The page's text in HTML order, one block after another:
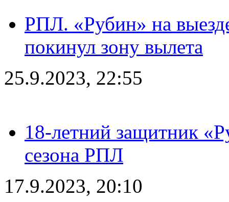
РПЛ. «Рубин» на
покинул зону вылета
25.9.2023, 22:55
18-летний защитник
сезона РПЛ
17.9.2023, 20:10